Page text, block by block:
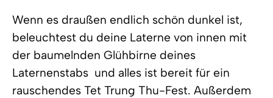
Wenn es draußen endlich schön dunkel ist,
beleuchtest du deine Laterne von innen mit
der baumelnden Glühbirne deines
Laternenstabs  und alles ist bereit für ein
rauschendes Tet Trung Thu-Fest. Außerdem